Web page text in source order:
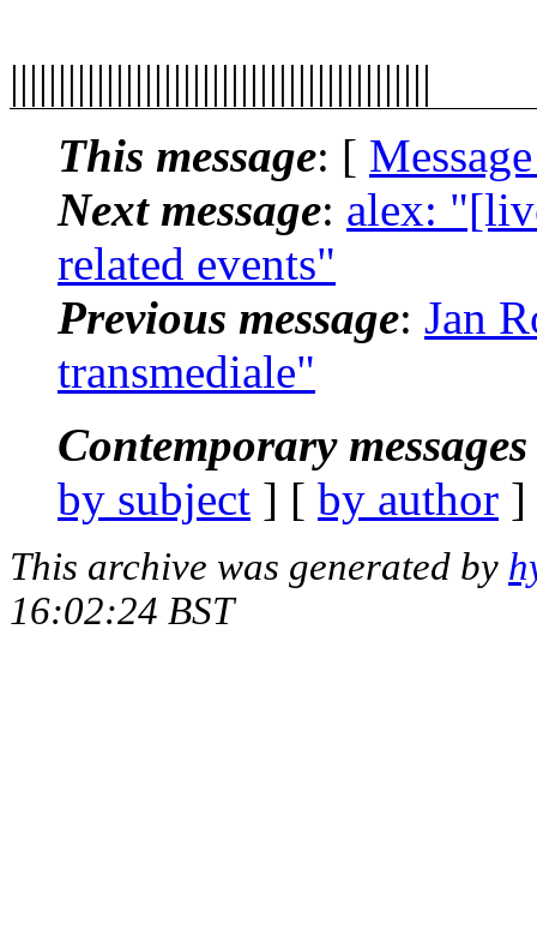
||||||||||||||||||||||||||||||||||||||||||||
This message: [
Next message: alex:
related events"
Previous message: Jan
transmediale"
Contemporary
by subject ] [ by author
This archive was generated by
16:02:24 BST